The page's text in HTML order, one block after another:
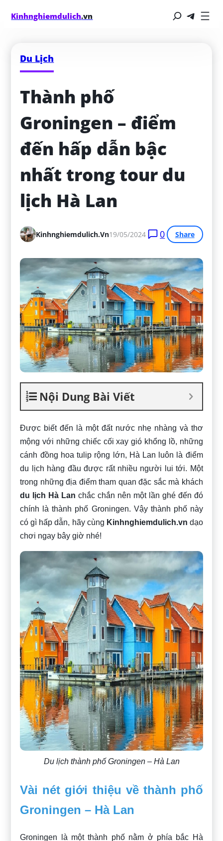
Kinhnghiemdulich.vn
Du Lịch
Thành phố
Groningen – điểm
đến hấp dẫn bậc
nhất trong tour du
lịch Hà Lan
Kinhnghiemdulich.vn19/05/2024 0 Share
Nội Dung Bài Viết
Được biết đến là một đất nước nhẹ nhàng và thơ
mộng với những chiếc cối xay gió khổng lồ, những
cánh đồng hoa tulip rộng lớn, Hà Lan luôn là điểm
du lịch hàng đầu được rất nhiều người lui tới. Một
trong những địa điểm tham quan đặc sắc mà khách
du lịch Hà Lan chắc chắn nên một lần ghé đến đó
chính là thành phố Groningen. Vậy thành phố này
có gì hấp dẫn, hãy cùng Kinhnghiemdulich.vn dạo
chơi ngay bây giờ nhé!
Du lịch thành phố Groningen – Hà Lan
Vài nét giới thiệu về thành phố
Groningen – Hà Lan
Groningen là một thành phố nằm ở phía bắc Hà